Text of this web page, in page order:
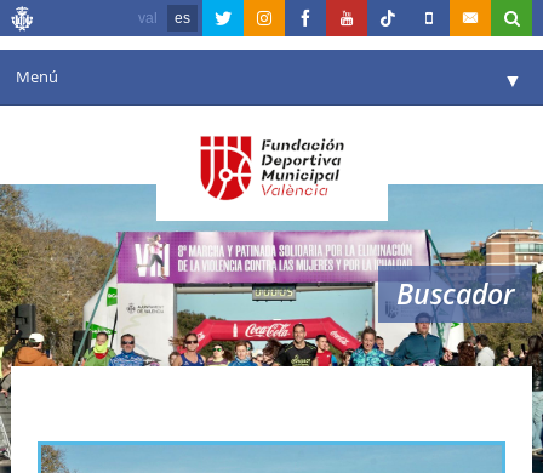
val es
Menú ▼
Agenda
Instalaciones ▼
Comunicación ▼
Valencia en deporte ▼
Reservas
Buscador
mujeres